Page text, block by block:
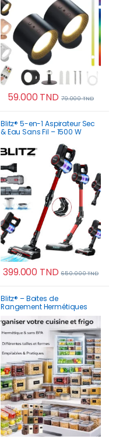
59.000TND 79.000TND
Blitz® 5-en-1 Aspirateur Sec
& Eau Sans Fil – 1500 W
avec Détecteur de Microbes
399.000 TND 650.000TND
Blitz® – Boites de
Rangement Hermétiques
Multi Tailles Pour Maison et
Cuisine Organisation
Parfaite